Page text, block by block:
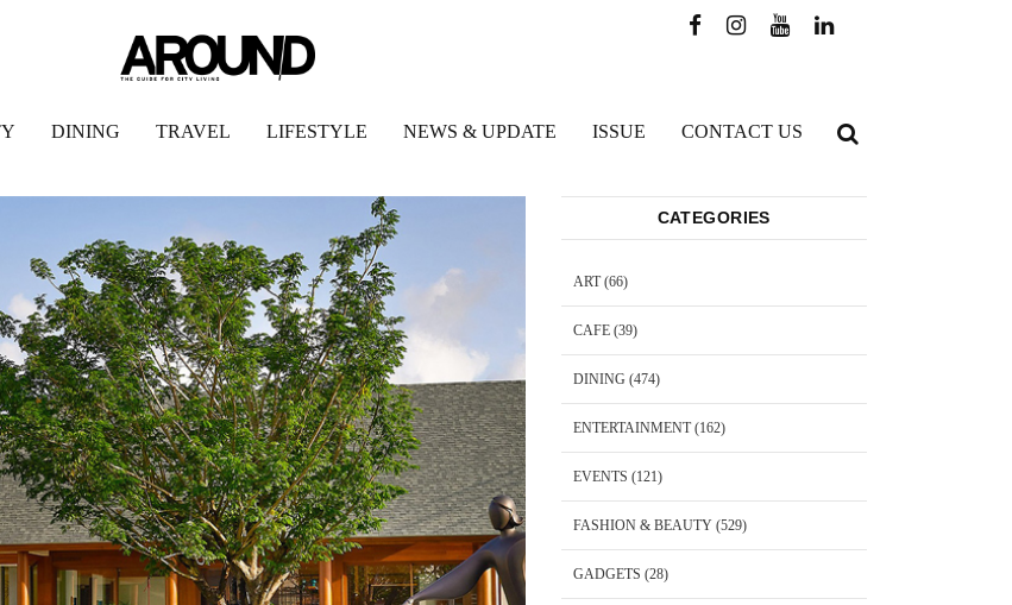
DINING TRAVEL LIFESTYLE NEWS & UPDATE ISSUE CONTACT US
CATEGORIES
ART(66)
CAFE(39)
DINING (474)
ENTERTAINMENT(162)
EVENTS (121)
FASHION & BEAUTY(529)
GADGETS (28)